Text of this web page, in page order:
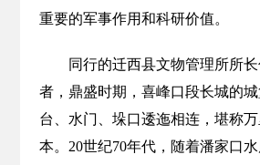
重要的军事作用和科研价值。
同行的迁西县文物管理所所长
者，鼎盛时期，喜峰口段长城的
台、水门、垛口逶迤相连，堪称
本。20世纪70年代，随着潘家口